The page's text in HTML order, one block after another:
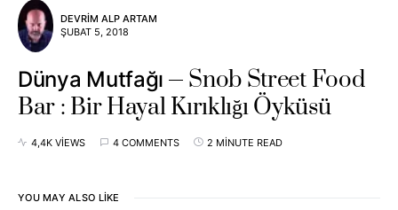
DEVRIM ALP ARTAM
ŞUBAT 5, 2018
Dünya Mutfağı
Snob Street Food
Bar : Bir Hayal Kırıklığı Öyküsü
4,4K VIEWS 4 COMMENTS 2 MINUTE READ
YOU MAY ALSO LIKE